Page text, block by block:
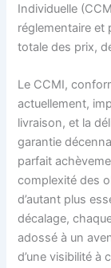
Individuelle
réglementaire et
totale des prix,
Le CCMI,
actuellement,
livraison, et la
garantie
parfait
complexité des
d’autant plus
décalage,
adossé à un
d’une visibilité à